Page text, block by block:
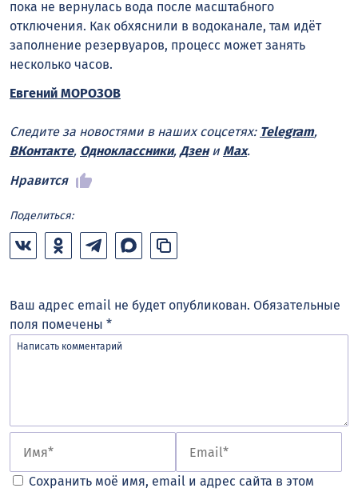
пока не вернулась вода после масштабного
отключения. Как обхяснили в водоканале, там идёт
заполнение резервуаров, процесс может занять
несколько часов.
Евгений МОРОЗОВ
Следите за новостями в наших соцсетях: Telegram,
ВКонтакте, Одноклассники, Дзени Max.
Нравится
Поделиться:
Ваш адрес email не будет опубликован. Обязательные
поля помечены *
Сохранить моё имя, email и адрес сайта в этом